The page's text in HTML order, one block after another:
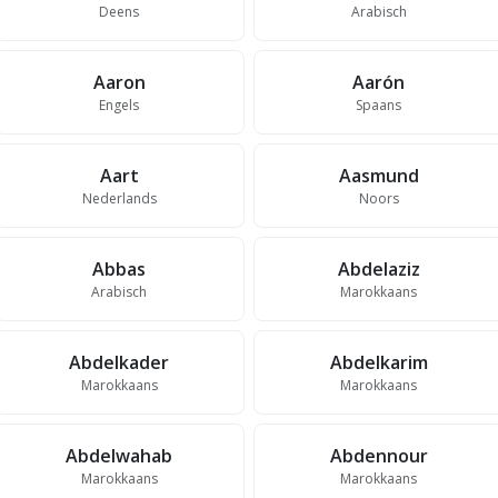
Deens Arabisch
Aaron
Engels
Aarón
Spaans
Aart
Nederlands
Aasmund
Noors
Abbas
Arabisch
Abdelaziz
Marokkaans
Abdelkader
Marokkaans
Abdelkarim
Marokkaans
Abdelwahab
Marokkaans
Abdennour
Marokkaans